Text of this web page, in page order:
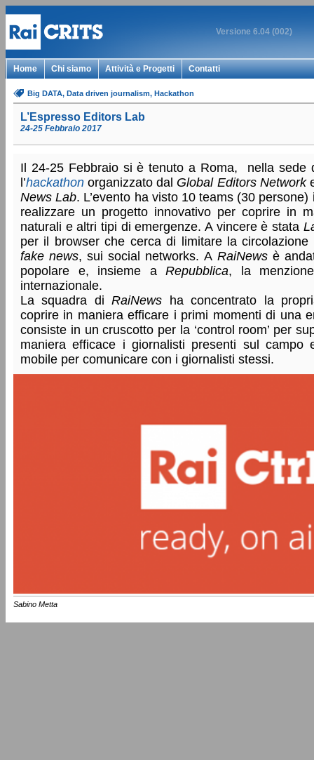
Versione 6.04 (002)
Home Chi siamo Attività e Progetti Contatti
Big DATA, Data driven journalism, Hackathon
L’Espresso Editors Lab
24-25 Febbraio 2017
Il 24-25 Febbraio si è tenuto a Roma, nella sede
l’hackathon organizzato dal Global Editors Network
News Lab. L’evento ha visto 10 teams (30 persone)
realizzare un progetto innovativo per coprire in
naturali e altri tipi di emergenze. A vincere è stata
per il browser che cerca di limitare la
fake news, sui social networks. ARaiNewsè
popolare e, insieme aRepubblica, la
internazionale.
La squadra diRaiNews ha concentrato la
coprire in maniera efficare i primi momenti di una
consiste in un cruscotto per la ‘control room’ per
maniera efficace i giornalisti presenti sul campo
mobile per comunicare con i giornalisti stessi.
Sabino Metta